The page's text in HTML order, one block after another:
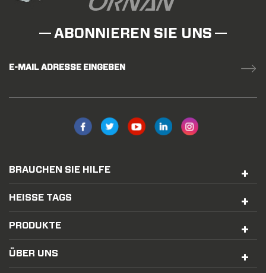
ABONNIEREN SIE UNS
E-MAIL ADRESSE EINGEBEN
BRAUCHEN SIE HILFE
HEISSE TAGS
PRODUKTE
ÜBER UNS